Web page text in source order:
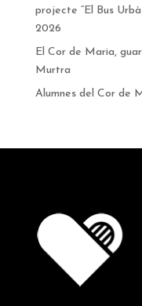
projecte “El Bus
2026
El Cor de Maria,
Murtra
Alumnes del Cor de